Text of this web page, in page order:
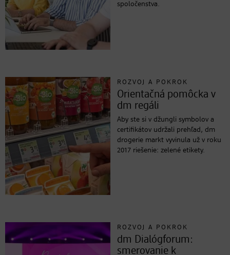
spoločenstva.
ROZVOJ A POKROK
Orientačná pomôcka v
dm regáli
Aby ste si v džungli symbolov a
certifikátov udržali prehľad, dm
drogerie markt vyvinula už v roku
2017 riešenie: zelené etikety.
ROZVOJ A POKROK
dm Dialógforum:
smerovanie k